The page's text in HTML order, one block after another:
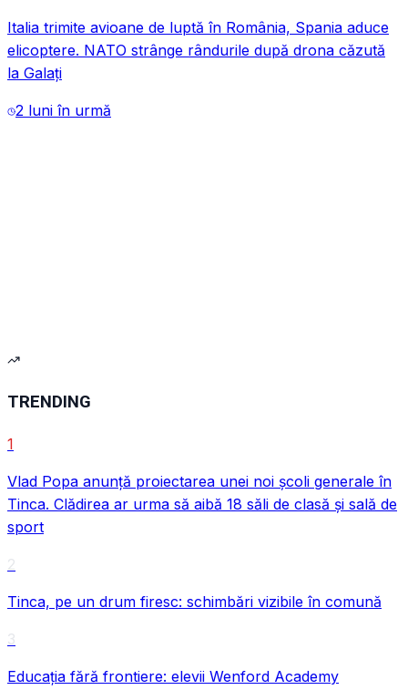
VIDEO
VIDEO
Italia trimite avioane de luptă în România, Spania aduce
elicoptere. NATO strânge rândurile după drona căzută
la Galați
2 luni în urmă
TRENDING
1
Vlad Popa anunță proiectarea unei noi școli generale în
Tinca. Clădirea ar urma să aibă 18 săli de clasă și sală de
sport
2
Tinca, pe un drum firesc: schimbări vizibile în comună
3
Educația fără frontiere: elevii Wenford Academy